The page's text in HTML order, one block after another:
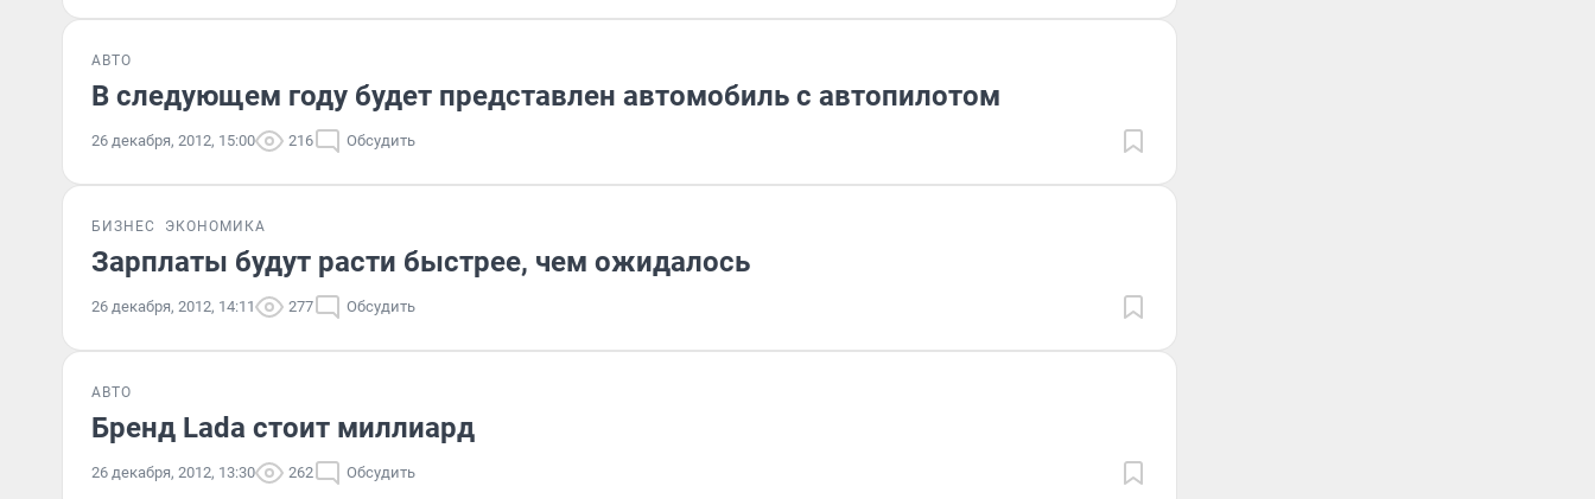
АВТО
В следующем году будет представлен автомобиль с автопилотом
26 декабря, 2012, 15:00 216 Обсудить
БИЗНЕС ЭКОНОМИКА
Зарплаты будут расти быстрее, чем ожидалось
26 декабря, 2012, 14:11 277 Обсудить
АВТО
Бренд Lada стоит миллиард
26 декабря, 2012, 13:30 262 Обсудить